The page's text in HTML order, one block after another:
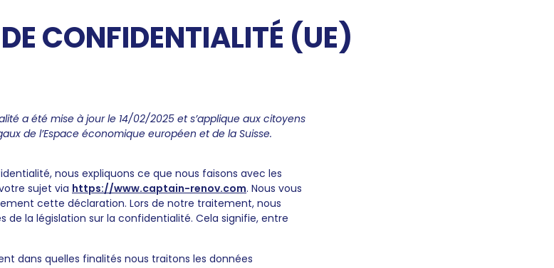
CONFIDENTIALITÉ (UE)
a été mise à jour le 14/02/2025 et s’applique aux citoyens
de l’Espace économique européen et de la Suisse.
nous expliquons ce que nous faisons avec les
sujet via https://www.captain-renov.com. Nous vous
cette déclaration. Lors de notre traitement, nous
de la législation sur la confidentialité. Cela signifie, entre
dans quelles finalités nous traitons les données